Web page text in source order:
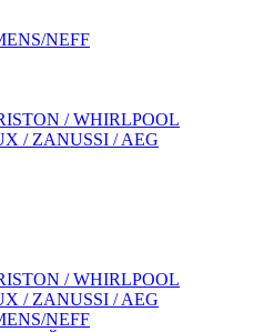
NEFF
/ WHIRLPOOL
/ ZANUSSI / AEG
/ WHIRLPOOL
/ ZANUSSI / AEG
NEFF